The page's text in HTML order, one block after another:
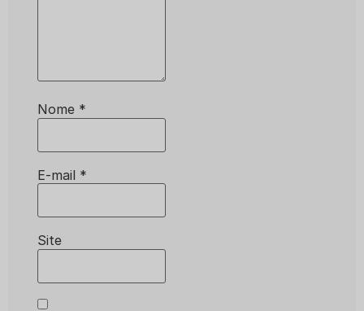
Nome *
E-mail *
Site